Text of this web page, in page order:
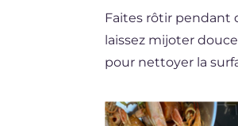
Faites rôtir pendant
laissez mijoter
pour nettoyer la